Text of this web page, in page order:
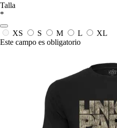
Talla
*
XS S M L
XL
Este campo es obligatorio